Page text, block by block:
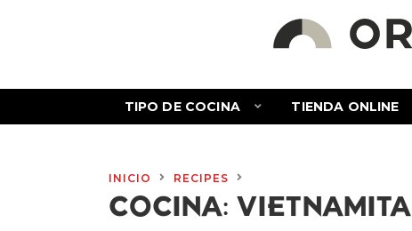
TIPO DE COCINA TIENDA ONLINE
INICIO RECIPES
COCINA: VIETNAMITA